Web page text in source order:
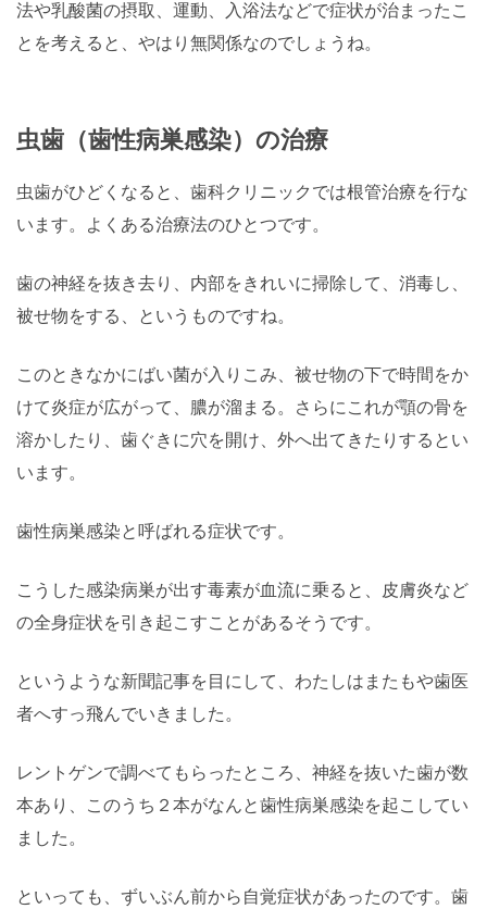
法や乳酸菌の摂取、運動、入浴法などで症状が治まったこ
とを考えると、やはり無関係なのでしょうね。
虫歯（歯性病巣感染）の治療
虫歯がひどくなると、歯科クリニックでは根管治療を行な
います。よくある治療法のひとつです。
歯の神経を抜き去り、内部をきれいに掃除して、消毒し、
被せ物をする、というものですね。
このときなかにばい菌が入りこみ、被せ物の下で時間をか
けて炎症が広がって、膿が溜まる。さらにこれが顎の骨を
溶かしたり、歯ぐきに穴を開け、外へ出てきたりするとい
います。
歯性病巣感染と呼ばれる症状です。
こうした感染病巣が出す毒素が血流に乗ると、皮膚炎など
の全身症状を引き起こすことがあるそうです。
というような新聞記事を目にして、わたしはまたもや歯医
者へすっ飛んでいきました。
レントゲンで調べてもらったところ、神経を抜いた歯が数
本あり、このうち２本がなんと歯性病巣感染を起こしてい
ました。
といっても、ずいぶん前から自覚症状があったのです。歯